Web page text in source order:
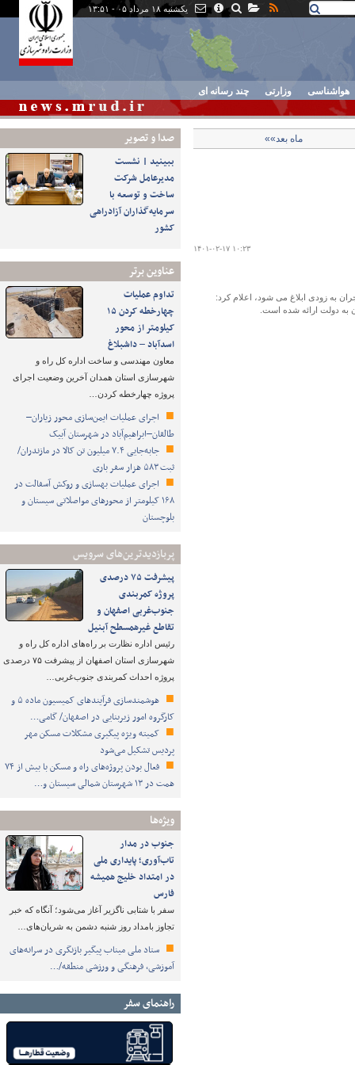
یکشنبه ۱۸ مرداد ۰۵ - ۱۳:۵۱
هواشناسی وزارتی چند رسانه ای
صدا و تصوير
ببینید | نشست
مدیرعامل شرکت
ساخت و توسعه با
سرمایه‌گذاران آزادراهی
کشور
عناوین برتر
تداوم عملیات
چهارخطه کردن ۱۵
کیلومتر از محور
اسدآباد – داشبلاغ
معاون مهندسی و ساخت اداره کل راه و
شهرسازی استان همدان آخرین وضعیت اجرای
پروژه چهارخطه کردن…
اجرای عملیات ایمن‌سازی محور زیاران–
طالقان–ابراهیم‌آباد در شهرستان آبیک
جابه‌جایی ۷.۴ میلیون تن کالا در مازندران/
ثبت ۵۸۳ هزار سفر باری
اجرای عملیات بهسازی و روکش آسفالت در
۱۶۸ کیلومتر از محورهای مواصلاتی سیستان و
بلوچستان
پربازدیدترین‌های سرویس
پیشرفت ۷۵ درصدی
پروژه کمربندی
جنوب‌غربی اصفهان و
تقاطع غیرهمسطح آبنیل
رئیس اداره نظارت بر راه‌های اداره کل راه و
شهرسازی استان اصفهان از پیشرفت ۷۵ درصدی
پروژه احداث کمربندی جنوب‌غربی…
هوشمندسازی فرآیندهای کمیسیون ماده ۵ و
کارگروه امور زیربنایی در اصفهان/ گامی…
کمیته ویژه پیگیری مشکلات مسکن مهر
پردیس تشکیل می‌شود
فعال بودن پروژه‌های راه و مسکن با بیش از ۷۴
همت در ۱۳ شهرستان شمالی سیستان و…
ویژه‌ها
جنوب در مدار
تاب‌آوری؛ پایداری ملی
در امتداد خلیج همیشه
فارس
سفر با شتابی ناگزیر آغاز می‌شود؛ آنگاه که خبر
تجاوز بامداد روز شنبه دشمن به شریان‌های…
ستاد ملی میناب پیگیر بازنگری در سرانه‌های
آموزشی، فرهنگی و ورزشی منطقه/…
راهنمای سفر
ماه بعد»»
۱۴۰۱-۰۲-۱۷ ۱۰:۲۳
به زودی ابلاغ می شود، اعلام کرد: